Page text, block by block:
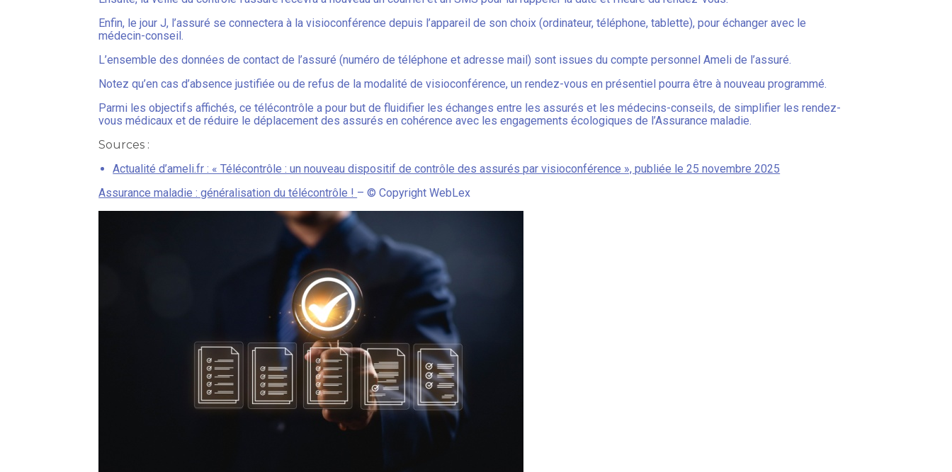
Enfin, le jour J, l’assuré se connectera à la visioconférence depuis l’appareil de son choix (ordinateur, téléphone, tablette), pour échanger avec le
médecin-conseil.
L’ensemble des données de contact de l’assuré (numéro de téléphone et adresse mail) sont issues du compte personnel Ameli de l’assuré.
Notez qu’en cas d’absence justifiée ou de refus de la modalité de visioconférence, un rendez-vous en présentiel pourra être à nouveau programmé.
Parmi les objectifs affichés, ce télécontrôle a pour but de fluidifier les échanges entre les assurés et les médecins-conseils, de simplifier les rendez-
vous médicaux et de réduire le déplacement des assurés en cohérence avec les engagements écologiques de l’Assurance maladie.
Sources :
Actualité d’ameli.fr : « Télécontrôle : un nouveau dispositif de contrôle des assurés par visioconférence », publiée le 25 novembre 2025
Assurance maladie : généralisation du télécontrôle ! – © Copyright WebLex